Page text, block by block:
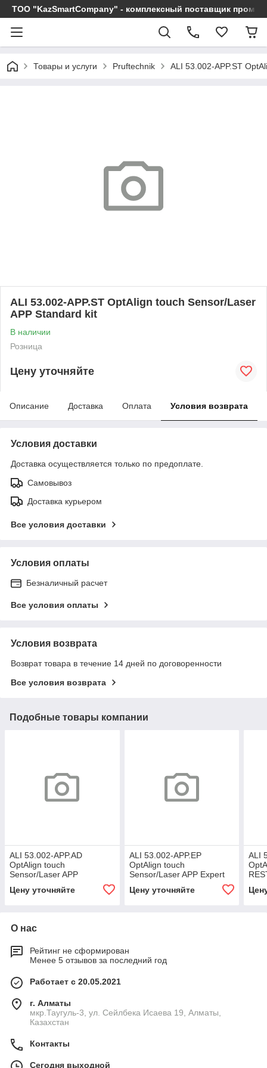
ТОО "KazSmartCompany" - комплексный поставщик
Товары и услуги Pruftechnik ALI 53.002-APP.ST
ALI 53.002-APP.ST OptAlign touch Sensor/Laser
APP Standard kit
В наличии
Розница
Цену уточняйте
Описание Доставка Оплата Условия возврата
Условия доставки
Доставка осуществляется только по предоплате.
Самовывоз
Доставка курьером
Все условия доставки
Условия оплаты
Безналичный расчет
Все условия оплаты
Условия возврата
Возврат товара в течение 14 дней по договоренности
Все условия возврата
Подобные товары компании
ALI 53.002-APP.AD
OptAlign touch
Sensor/Laser APP
Цену уточняйте
ALI 53.002-APP.EP
OptAlign touch
Sensor/Laser APP Expert
Цену уточняйте
ALI
О нас
Рейтинг не сформирован
Менее 5 отзывов за последний год
Работает с 20.05.2021
г. Алматы
мкр.Таугуль-3, ул. Сейлбека Исаева 19, Алматы,
Казахстан
Контакты
Сегодня выходной